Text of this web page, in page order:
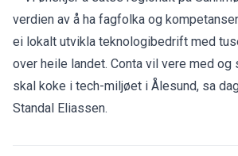
verdien av å ha fagfolka og
ei lokalt utvikla teknologibedrift med
over heile landet. Conta vil vere med
skal koke i tech-miljøet i Ålesund, sa
Standal Eliassen.